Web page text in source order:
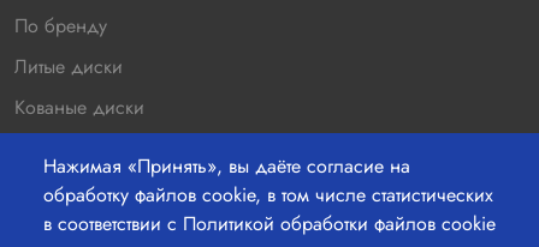
Нажимая «Принять», вы даёте согласие на
обработку файлов cookie, в том числе статистических
в соответствии с Политикой обработки файлов cookie
По бренду
Литые диски
Кованые диски
Распродажа
Контакты